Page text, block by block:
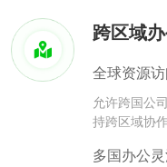
跨区域
全球资源
允许跨国公
持跨区域协作
多国办公